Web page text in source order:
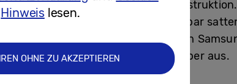
aufwändige
ermöglichte bei der neuen Soundbar
Klangkörpers. Dank der neuen
Alles geht von einem Klangkörper aus.
Hinweis lesen.
OHNE ZU AKZEPTIEREN